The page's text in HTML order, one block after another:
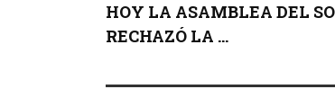
HOY LA ASAMBLEA DEL
RECHAZÓ LA ...